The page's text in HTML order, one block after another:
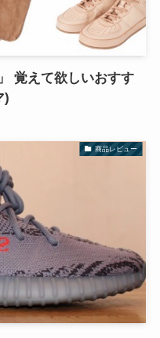
覚えて欲しいおすす
)
商品レビュー